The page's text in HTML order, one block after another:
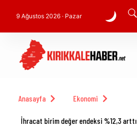
9 Ağustos 2026 · Pazar
Anasayfa Ekonomi
İhracat birim değer endeksi %12,3 arttı